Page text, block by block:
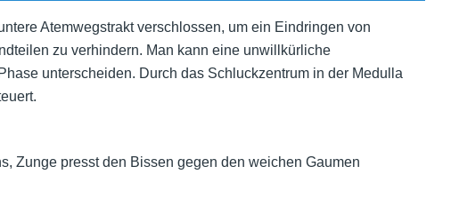
Atemwegstrakt verschlossen, um ein Eindringen von
zu verhindern. Man kann eine unwillkürliche
unterscheiden. Durch das Schluckzentrum in der Medulla
Zunge presst den Bissen gegen den weichen Gaumen